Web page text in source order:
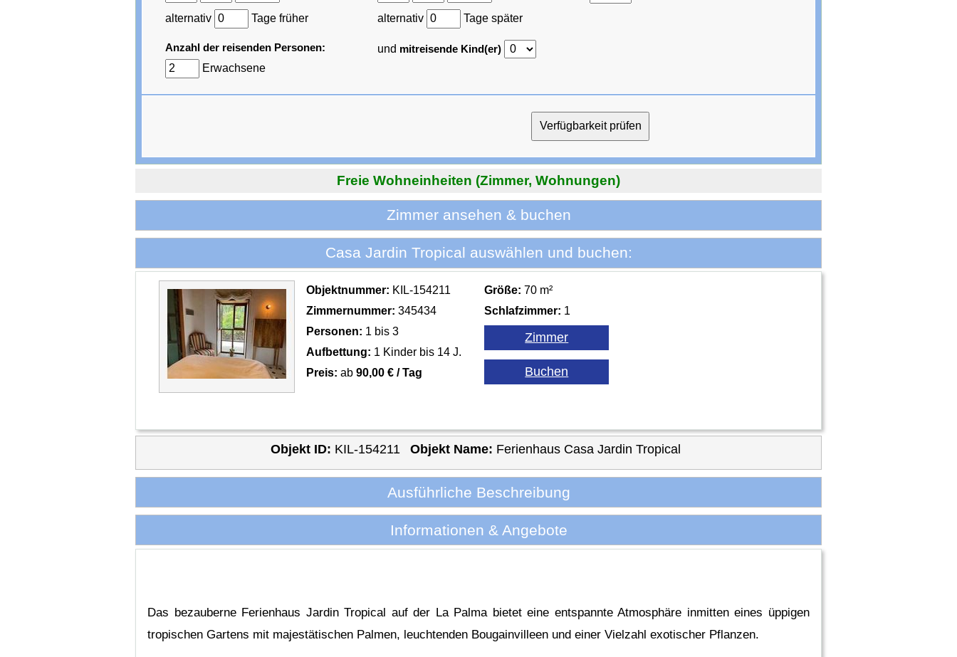
alternativ Tage früher alternativ Tage später
Anzahl der reisenden Personen:
Erwachsene
und mitreisende Kind(er)
Freie Wohneinheiten (Zimmer, Wohnungen)
Zimmer ansehen & buchen
Casa Jardin Tropical auswählen und buchen:
Objektnummer: KIL-154211
Zimmernummer: 345434
Personen: 1 bis 3
Aufbettung: 1 Kinder bis 14 J.
Preis: ab90,00 € / Tag
Größe: 70 m²
Schlafzimmer: 1
Objekt ID: KIL-154211 Objekt Name: Ferienhaus Casa Jardin Tropical
Ausführliche Beschreibung
Informationen & Angebote
Das bezauberne Ferienhaus Jardin Tropical auf der La Palma bietet eine entspannte Atmosphäre inmitten eines üppigen
tropischen Gartens mit majestätischen Palmen, leuchtenden Bougainvilleen und einer Vielzahl exotischer Pflanzen.